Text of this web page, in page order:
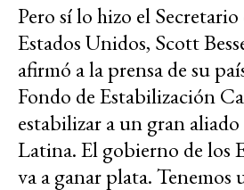
Pero sí lo hizo el
Estados Unidos, Scott
afirmó a la prensa de su
Fondo de Estabilización
estabilizar a un gran
Latina. El gobierno de los
va a ganar plata.